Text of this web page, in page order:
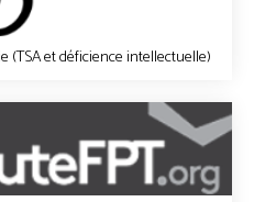
(TSA et déficience intellectuelle)